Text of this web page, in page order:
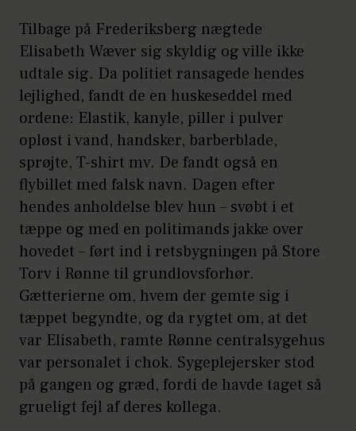
Tilbage på Frederiksberg nægtede
Elisabeth Wæver sig skyldig og ville ikke
udtale sig. Da politiet ransagede hendes
lejlighed, fandt de en huskeseddel med
ordene: Elastik, kanyle, piller i pulver
opløst i vand, handsker, barberblade,
sprøjte, T-shirt mv. De fandt også en
flybillet med falsk navn. Dagen efter
hendes anholdelse blev hun – svøbt i et
tæppe og med en politimands jakke over
hovedet – ført ind i retsbygningen på Store
Torv i Rønne til grundlovsforhør.
Gætterierne om, hvem der gemte sig i
tæppet begyndte, og da rygtet om, at det
var Elisabeth, ramte Rønne centralsygehus
var personalet i chok. Sygeplejersker stod
på gangen og græd, fordi de havde taget så
grueligt fejl af deres kollega.